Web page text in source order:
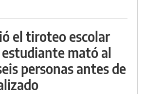
el tiroteo escolar
mató al
personas antes de